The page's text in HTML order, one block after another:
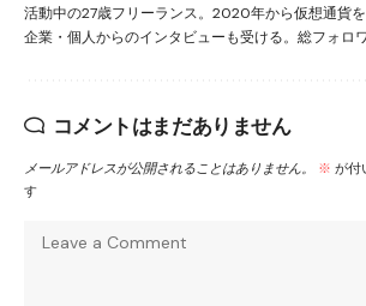
活動中の27歳フリーランス。2020年から仮想通貨
企業・個人からのインタビューも受ける。総フォロ
コメントはまだありません
メールアドレスが公開されることはありません。 ※ が付
す